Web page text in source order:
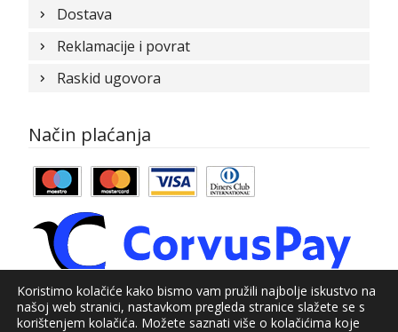
Dostava
Reklamacije i povrat
Raskid ugovora
Način plaćanja
© Kundid 2021
Koristimo kolačiće kako bismo vam pružili najbolje iskustvo na
našoj web stranici, nastavkom pregleda stranice slažete se s
korištenjem kolačića. Možete saznati više o kolačićima koje